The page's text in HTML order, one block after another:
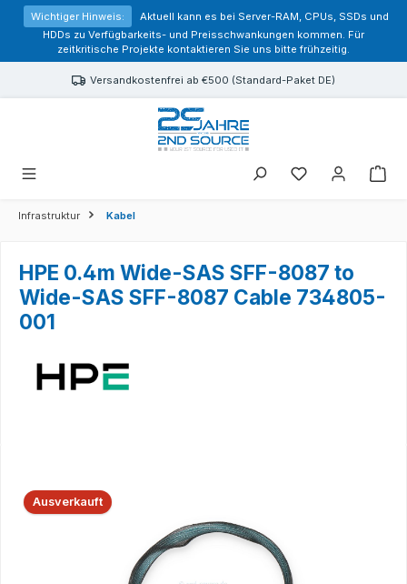
springen
Wichtiger Hinweis:
Aktuell kann es bei Server-RAM, CPUs, SSDs und
HDDs zu Verfügbarkeits- und Preisschwankungen kommen. Für
zeitkritische Projekte kontaktieren Sie uns bitte frühzeitig.
Versandkostenfrei ab €500 (Standard-Paket DE)
Sie haben 0
Infrastruktur Kabel
HPE 0.4m Wide-SAS SFF-8087 to
Wide-SAS SFF-8087 Cable 734805-
001
Bildergalerie überspringen
Ausverkauft